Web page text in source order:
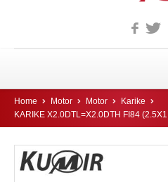
MOTOR
FILTER
Filter automatskog menjača
Home Motor Motor
Karike
KARIKE X2.0DTL=X2.0DTH FI84